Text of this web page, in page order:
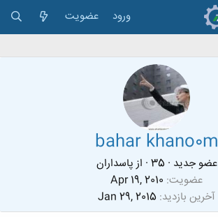
ورود عضویت
bahar khano0m
عضو جدید ·
35
· ازپاسداران
عضویت Apr 19, 2010
آخرین بازدید Jan 29, 2015